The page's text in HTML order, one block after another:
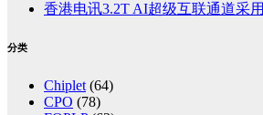
香港电讯3.2T AI超级互联通道采
分类
Chiplet (64)
CPO (78)